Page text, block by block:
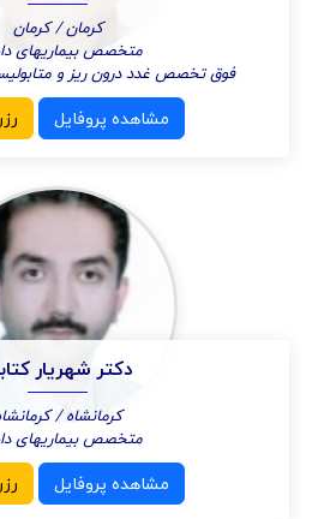
کرمان / کرمان
متخصص بیماریهای
فوق تخصص غدد درون ریز و
مشاهده پروفایل
دکتر شهریار
کرمانشاه /
متخصص بیماریهای
مشاهده پروفایل